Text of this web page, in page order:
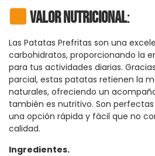
Valor Nutricional:
Las Patatas Prefritas son una
carbohidratos, proporcionando la
para tus actividades diarias.
parcial, estas patatas retienen la
naturales, ofreciendo un
también es nutritivo. Son
una opción rápida y fácil que no
calidad.
Ingredientes.